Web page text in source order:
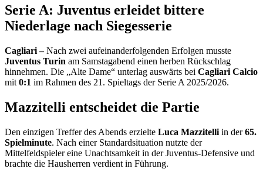
Serie A: Juventus erleidet bittere
Niederlage nach Siegesserie
Cagliari –Nach zwei aufeinanderfolgenden Erfolgen musste
Juventus Turin am Samstagabend einen herben Rückschlag
hinnehmen. Die „Alte Dame“ unterlag auswärts bei Cagliari Calcio
mit 0:1 im Rahmen des 21. Spieltags der Serie A 2025/2026.
Mazzitelli entscheidet die Partie
Den einzigen Treffer des Abends erzielte Luca Mazzitelli in der65.
Spielminute. Nach einer Standardsituation nutzte der
Mittelfeldspieler eine Unachtsamkeit in der Juventus-Defensive und
brachte die Hausherren verdient in Führung.